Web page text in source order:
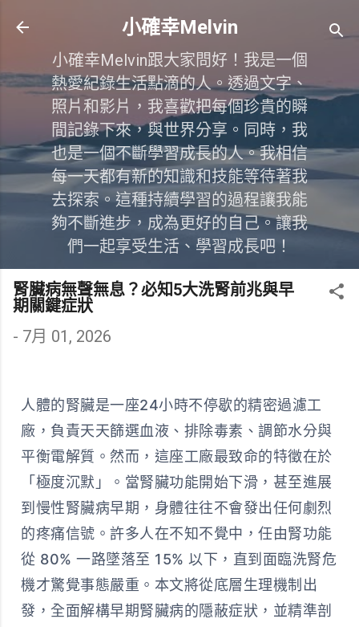
跳到主要內容
小確幸Melvin
小確幸Melvin跟大家問好！我是一個
熱愛紀錄生活點滴的人。透過文字、
照片和影片，我喜歡把每個珍貴的瞬
間記錄下來，與世界分享。同時，我
也是一個不斷學習成長的人。我相信
每一天都有新的知識和技能等待著我
去探索。這種持續學習的過程讓我能
夠不斷進步，成為更好的自己。讓我
們一起享受生活、學習成長吧！
腎臟病無聲無息？必知5大洗腎前兆與早
期關鍵症狀
- 7月 01, 2026
人體的腎臟是一座24小時不停歇的精密過濾工
廠，負責天天篩選血液、排除毒素、調節水分與
平衡電解質。然而，這座工廠最致命的特徵在於
「極度沉默」。當腎臟功能開始下滑，甚至進展
到慢性腎臟病早期，身體往往不會發出任何劇烈
的疼痛信號。許多人在不知不覺中，任由腎功能
從 80% 一路墜落至 15% 以下，直到面臨洗腎危
機才驚覺事態嚴重。本文將從底層生理機制出
發，全面解構早期腎臟病的隱蔽症狀，並精準剖